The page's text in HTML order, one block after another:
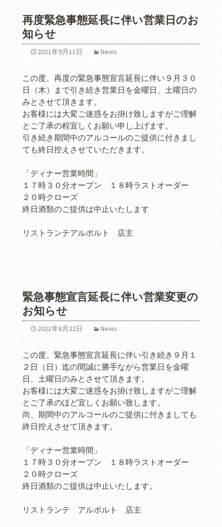
再度緊急事態延長に伴い営業日のお
知らせ
2021年9月11日 News
この度、再度の緊急事態宣言延長に伴い９月３０
日（木）まで引き続き営業日を金曜日、土曜日の
みとさせて頂きます。
お客様には大変ご迷惑をお掛け致しますがご理解
とご了承の程宜しくお願い申し上げます。
引き続き期間中のアルコールのご提供に付きまし
ても終日控えさせていただきます。
「ディナー営業時間」
１７時３０分オープン １８時ラストオーダー
２０時クローズ
終日酒類のご提供は中止いたします
リストランテアルポルト 店主
緊急事態宣言延長に伴い営業変更の
お知らせ
2021年8月22日 News
この度、緊急事態宣言延長に伴い引き続き９月１
２日（日）迄の間誠に勝手ながら営業日を金曜
日、土曜日のみとさせて頂きます。
お客様には大変ご迷惑をお掛け致しますがご理解
とご了承のほど宜しくお願い致します。
尚、期間中のアルコールのご提供に付きましても
終日控えさせて頂きます。
「ディナー営業時間」
１７時３０分オープン １８時ラストオーダー
２０時クローズ
終日酒類のご提供は中止いたします。
リストランテ アルポルト 店主